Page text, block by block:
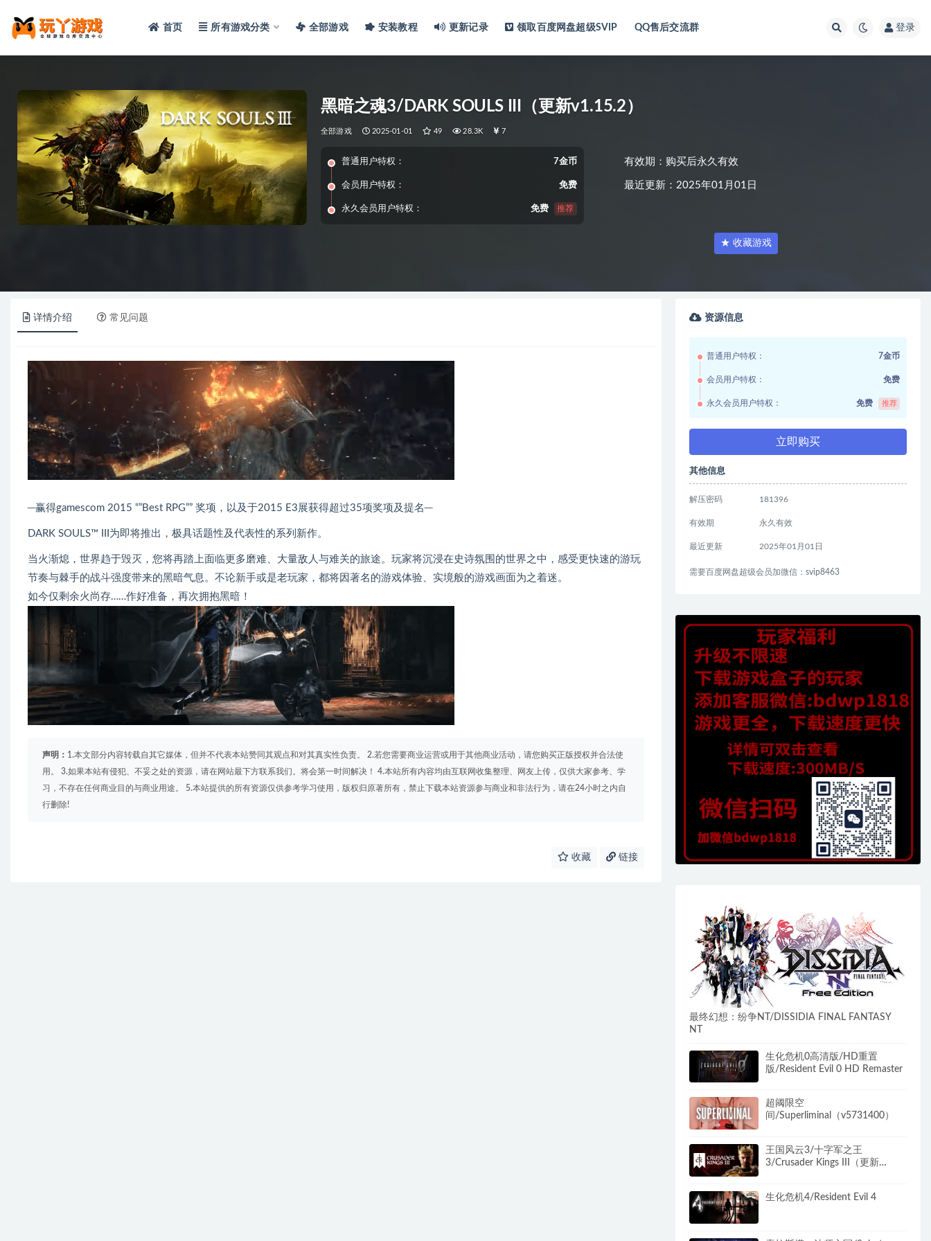
首页 所有游戏分类 全部游戏 安装教程 更新记录 领取百度网盘超级SVIP QQ售后交流群 登录
黑暗之魂3/DARK SOULS III（更新v1.15.2）
全部游戏 2025-01-01 49 28.3K 7
普通用户特权： 7金币
会员用户特权： 免费
永久会员用户特权： 免费 推荐
有效期：购买后永久有效
最近更新：2025年01月01日
★ 收藏游戏
详情介绍 常见问题
─赢得gamescom 2015 “”Best RPG”” 奖项，以及于2015 E3展获得超过35项奖项及提名─
DARK SOULS™ III为即将推出，极具话题性及代表性的系列新作。
当火渐熄，世界趋于毁灭，您将再踏上面临更多磨难、大量敌人与难关的旅途。玩家将沉浸在史诗氛围的世界之中，感受更快速的游玩
节奏与棘手的战斗强度带来的黑暗气息。不论新手或是老玩家，都将因著名的游戏体验、实境般的游戏画面为之着迷。
如今仅剩余火尚存……作好准备，再次拥抱黑暗！
声明： 1.本文部分内容转载自其它媒体，但并不代表本站赞同其观点和对其真实性负责。 2.若您需要商业运营或用于其他商业活动，请您购买正版授权并合法使
用。 3.如果本站有侵犯、不妥之处的资源，请在网站最下方联系我们。将会第一时间解决！ 4.本站所有内容均由互联网收集整理、网友上传，仅供大家参考、学
习，不存在任何商业目的与商业用途。 5.本站提供的所有资源仅供参考学习使用，版权归原著所有，禁止下载本站资源参与商业和非法行为，请在24小时之内自
行删除!
收藏 链接
资源信息
普通用户特权： 7金币
会员用户特权： 免费
永久会员用户特权： 免费 推荐
立即购买
其他信息
解压密码 181396
有效期 永久有效
最近更新 2025年01月01日
需要百度网盘超级会员加微信：svip8463
最终幻想：纷争NT/DISSIDIA FINAL FANTASY
NT
生化危机0高清版/HD重置
版/Resident Evil 0 HD Remaster
超阈限空
间/Superliminal（v5731400）
王国风云3/十字军之王
3/Crusader Kings III（更新
生化危机4/Resident Evil 4